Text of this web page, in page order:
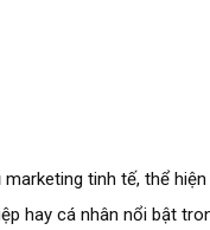
tinh tế, thể
hay cá nhân nổi bật